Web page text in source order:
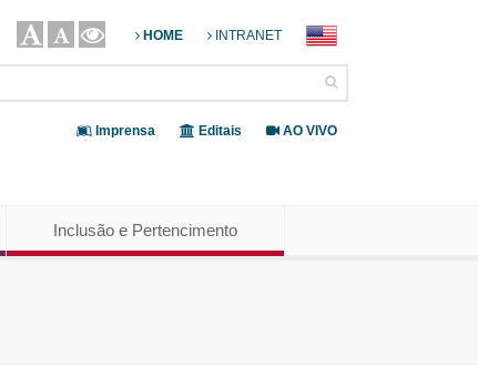
HOME INTRANET
Imprensa Editais AO VIVO
Inclusão e Pertencimento